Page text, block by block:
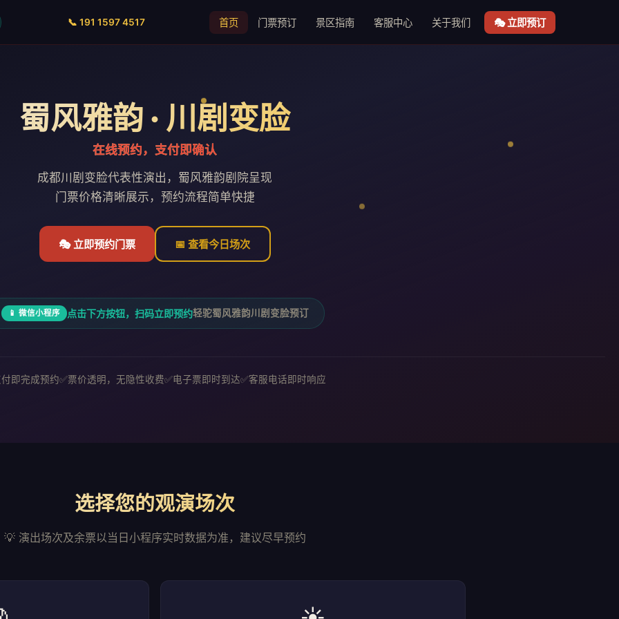
📞 191 1597 4517 首页 门票预订 景区指南 客服中心 关于我们 🎭 立即预订
蜀风雅韵 · 川剧变脸
在线预约，支付即确认
成都川剧变脸代表性演出，蜀风雅韵剧院呈现
门票价格清晰展示，预约流程简单快捷
🎭 立即预约门票 📅 查看今日场次
📱 微信小程序 点击下方按钮，扫码立即预约轻驼蜀风雅韵川剧变脸预订
即完成预约 票价透明，无隐性收费 电子票即时到达 客服电话即时响应
选择您的观演场次
💡 演出场次及余票以当日小程序实时数据为准，建议尽早预约